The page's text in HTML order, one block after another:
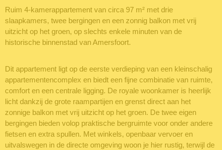
Ruim 4-kamerappartement van circa 97 m² met drie
slaapkamers, twee bergingen en een zonnig balkon met vrij
uitzicht op het groen, op slechts enkele minuten van de
historische binnenstad van Amersfoort.
Dit appartement ligt op de eerste verdieping van een kleinschalig
appartementencomplex en biedt een fijne combinatie van ruimte,
comfort en een centrale ligging. De royale woonkamer is heerlijk
licht dankzij de grote raampartijen en grenst direct aan het
zonnige balkon met vrij uitzicht op het groen. De twee eigen
bergingen bieden volop praktische bergruimte voor onder andere
fietsen en extra spullen. Met winkels, openbaar vervoer en
uitvalswegen in de directe omgeving woon je hier rustig, terwijl de